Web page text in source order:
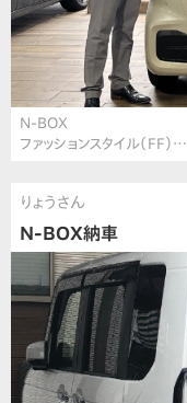
N-BOX
ファッションスタイル（FF）…
りょうさん
N-BOX納車